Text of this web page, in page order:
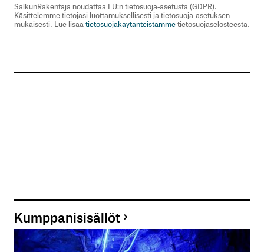
SalkunRakentaja noudattaa EU:n tietosuoja-asetusta (GDPR).
Käsittelemme tietojasi luottamuksellisesti ja tietosuoja-asetuksen
mukaisesti. Lue lisäätietosuojakäytänteistämmetietosuojaselosteesta.
Kumppanisisällöt